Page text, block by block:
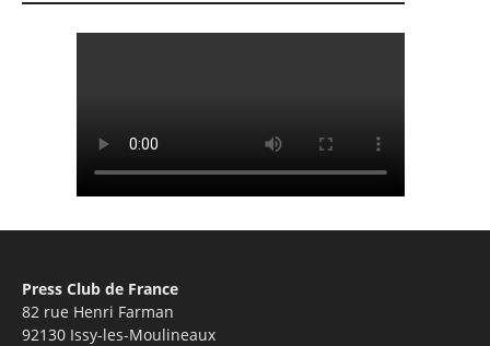
Press Club de France
82 rue Henri Farman
92130 Issy-les-Moulineaux